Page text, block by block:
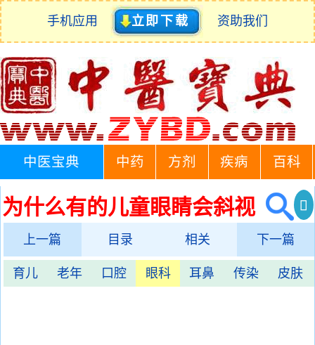
手机应用 立即下载 资助我们
中医宝典 中药 方剂 疾病 百科
为什么有的儿童眼睛会斜视
上一篇 目录 相关 下一篇
育儿 老年 口腔 眼科 耳鼻 传染 皮肤